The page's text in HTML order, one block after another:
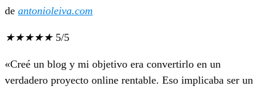
de antonioleiva.com
★★★★★ 5/5
«Creé un blog y mi objetivo era convertirlo en un
verdadero proyecto online rentable. Eso implicaba ser un